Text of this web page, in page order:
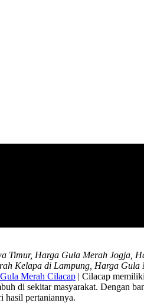
Timur, Harga Gula Merah Jogja,
Kelapa di Lampung, Harga Gula
Merah Cilacap | Cilacap
di sekitar masyarakat. Dengan
hasil pertaniannya.